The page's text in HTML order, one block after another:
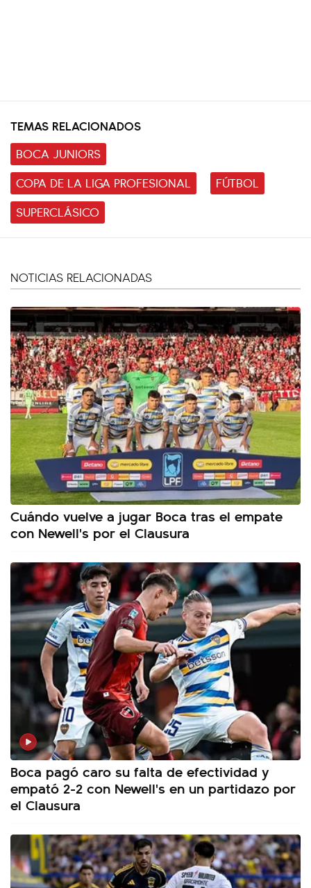
TEMAS RELACIONADOS
BOCA JUNIORS
COPA DE LA LIGA PROFESIONAL
FÚTBOL
SUPERCLÁSICO
NOTICIAS RELACIONADAS
Cuándo vuelve a jugar Boca tras el empate
con Newell's por el Clausura
Boca pagó caro su falta de efectividad y
empató 2-2 con Newell's en un partidazo por
el Clausura